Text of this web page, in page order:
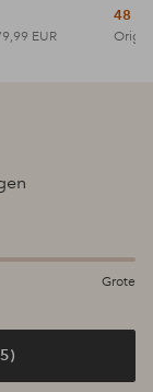
EUR
48
Grote